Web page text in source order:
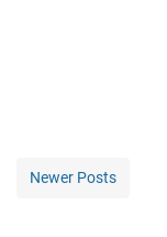
Newer Posts